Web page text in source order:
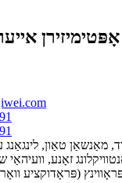
לילי ראָוד, מאַנשאַן טאַון,
זאָנע,